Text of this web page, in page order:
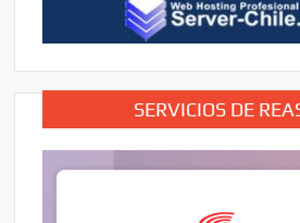
SERVICIOS DE